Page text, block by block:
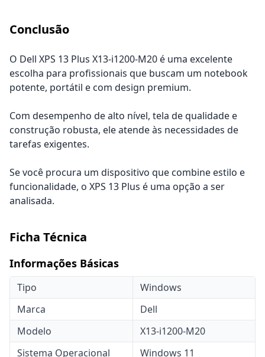
Conclusão
O Dell XPS 13 Plus X13-i1200-M20 é uma excelente
escolha para profissionais que buscam um notebook
potente, portátil e com design premium.
Com desempenho de alto nível, tela de qualidade e
construção robusta, ele atende às necessidades de
tarefas exigentes.
Se você procura um dispositivo que combine estilo e
funcionalidade, o XPS 13 Plus é uma opção a ser
analisada.
Ficha Técnica
Informações Básicas
Tipo
Windows
Marca
Dell
Modelo
X13-i1200-M20
Sistema Operacional
Windows 11